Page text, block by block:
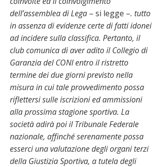
dell’assemblea di Lega – si legge –. tutto
in assenza di evidenze certe di fatti idonei
ad incidere sulla classifica. Pertanto, il
club comunica di aver adito il Collegio di
Garanzia del CONI entro il ristretto
termine dei due giorni previsto nella
misura in cui tale provvedimento possa
riflettersi sulle iscrizioni ed ammissioni
alla prossima stagione sportiva. La
società adirà poi il Tribunale Federale
nazionale, affinché serenamente possa
esserci una valutazione degli organi terzi
della Giustizia Sportiva, a tutela degli